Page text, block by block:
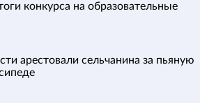
конкурса на образовательные
арестовали сельчанина за пьяную